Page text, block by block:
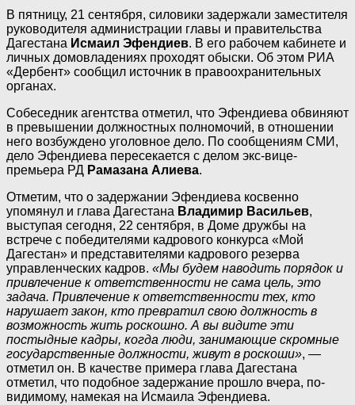
В пятницу, 21 сентября, силовики задержали заместителя
руководителя администрации главы и правительства
Дагестана Исмаил Эфендиев. В его рабочем кабинете и
личных домовладениях проходят обыски. Об этом РИА
«Дербент» сообщил источник в правоохранительных
органах.
Собеседник агентства отметил, что Эфендиева обвиняют
в превышении должностных полномочий, в отношении
него возбуждено уголовное дело. По сообщениям СМИ,
дело Эфендиева пересекается с делом экс-вице-
премьера РД Рамазана Алиева.
Отметим, что о задержании Эфендиева косвенно
упомянул и глава Дагестана Владимир Васильев,
выступая сегодня, 22 сентября, в Доме дружбы на
встрече с победителями кадрового конкурса «Мой
Дагестан» и представителями кадрового резерва
управленческих кадров. «Мы будем наводить порядок и
привлечение к ответственности не сама цель, это
задача. Привлечение к ответственности тех, кто
нарушает закон, кто превратил свою должность в
возможность жить роскошно. А вы видите эти
постыдные кадры, когда люди, занимающие скромные
государственные должности, живут в роскоши», —
отметил он. В качестве примера глава Дагестана
отметил, что подобное задержание прошло вчера, по-
видимому, намекая на Исмаила Эфендиева.